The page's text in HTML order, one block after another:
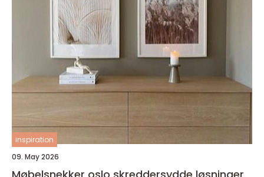
inspiration
09. May 2026